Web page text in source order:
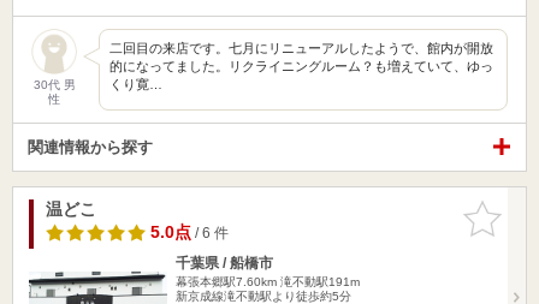
30代 男
性
二回目の来店です。七月にリニューアルしたようで、館内が開放
的になってました。リクライニングルーム？も増えていて、ゆっ
くり寛…
関連情報から探す
お気に入
りに追加
温どこ
5.0点/ 6 件
千葉県 / 船橋市
幕張本郷駅7.60km 滝不動駅191m
新京成線滝不動駅より徒歩約5分